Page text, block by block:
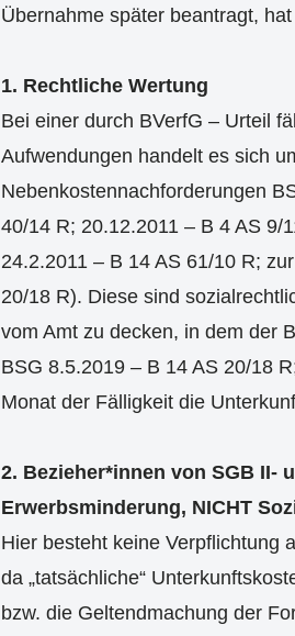
Übernahme später beantragt,
1. Rechtliche Wertung
Bei einer durch BVerfG – Urteil
Aufwendungen handelt es sich
Nebenkostennachforderungen
40/14 R; 20.12.2011 – B 4 AS
24.2.2011 – B 14 AS 61/10 R;
20/18 R). Diese sind
vom Amt zu decken, in dem der
BSG 8.5.2019 – B 14 AS 20/18
Monat der Fälligkeit die
2. Bezieher*innen von SGB II-
Erwerbsminderung, NICHT
Hier besteht keine Verpflichtung
da „tatsächliche“
bzw. die Geltendmachung der